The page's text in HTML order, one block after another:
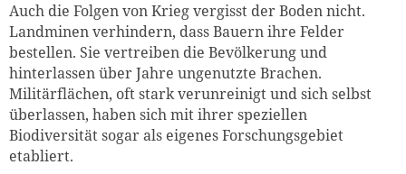
Auch die Folgen von Krieg vergisst der Boden nicht.
Landminen verhindern, dass Bauern ihre Felder
bestellen. Sie vertreiben die Bevölkerung und
hinterlassen über Jahre ungenutzte Brachen.
Militärflächen, oft stark verunreinigt und sich selbst
überlassen, haben sich mit ihrer speziellen
Biodiversität sogar als eigenes Forschungsgebiet
etabliert.